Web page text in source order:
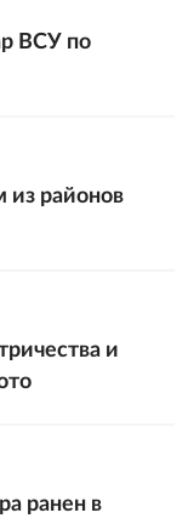
ВСУ по
районов
и
ранен в